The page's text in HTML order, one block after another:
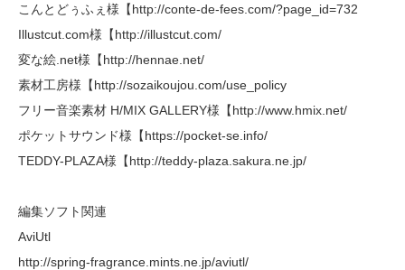
こんとどぅふぇ様【http://conte-de-fees.com/?page_id=732
Illustcut.com様【http://illustcut.com/
変な絵.net様【http://hennae.net/
素材工房様【http://sozaikoujou.com/use_policy
フリー音楽素材 H/MIX GALLERY様【http://www.hmix.net/
ポケットサウンド様【https://pocket-se.info/
TEDDY-PLAZA様【http://teddy-plaza.sakura.ne.jp/
編集ソフト関連
AviUtl
http://spring-fragrance.mints.ne.jp/aviutl/